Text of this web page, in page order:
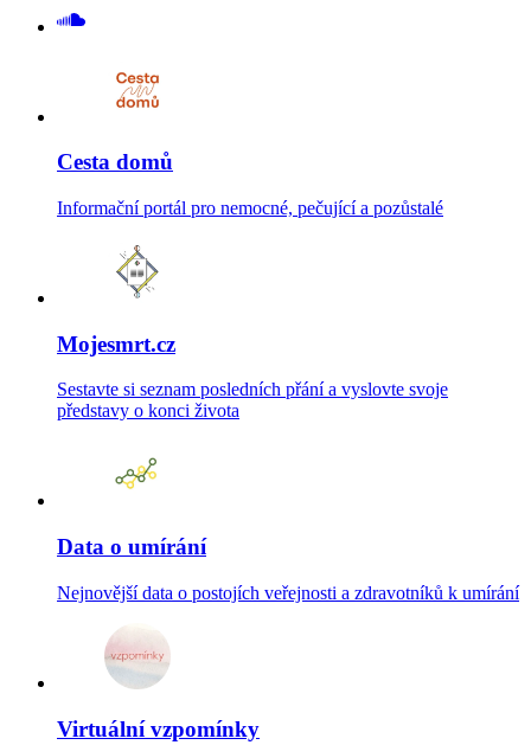
Cesta domů
Informační portál pro nemocné, pečující a pozůstalé
Mojesmrt.cz
Sestavte si seznam posledních přání a vyslovte svoje
představy o konci života
Data o umírání
Nejnovější data o postojích veřejnosti a zdravotníků k umírání
Virtuální vzpomínky